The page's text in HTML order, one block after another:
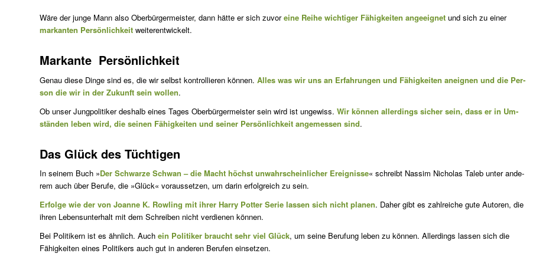
Wäre der junge Mann also Oberbürgermeister, dann hätte er sich zu­voreine Reihe wichtiger Fähigkeiten angeeignet und sich zu einer
markanten Persönlichkeit weiterentwickelt.
Markante Persönlichkeit
Genau diese Dinge sind es, die wir selbst kontrollieren können. Alles was wir uns an Erfahrungen und Fähigkeiten aneignen und die Per­
son die wir in der Zukunft sein wollen.
Ob unser Jungpolitiker deshalb eines Tages Oberbürgermeister sein wird ist ungewiss. Wir können allerdings sicher sein, dass er in Um­
ständen leben wird, die seinen Fähigkeiten und seiner Persönlich­keit angemessen sind.
Das Glück des Tüchtigen
In seinem Buch »Der Schwarze Schwan – die Macht höchst unwahr­scheinlicher Ereignisse« schreibt Nassim Nicholas Taleb unter ande­
rem auch über Berufe, die »Glück« voraussetzen, um darin erfolgreich zu sein.
Erfolge wie der von Joanne K. Rowling mit ihrer Harry Potter Serie lassen sich nicht planen. Daher gibt es zahlreiche gute Autoren, die
ihren Lebensunterhalt mit dem Schreiben nicht verdienen können.
Bei Politikern ist es ähnlich. Auch ein Politiker braucht sehr viel Glück, um seine Berufung leben zu können. Allerdings lassen sich die
Fähig­keiten eines Politikers auch gut in anderen Berufen einsetzen.